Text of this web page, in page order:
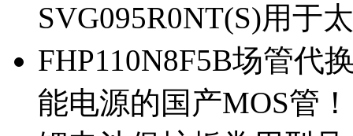
SVG095R0NT(S)用于
FHP110N8F5B场管代
能电源的国产MOS管！